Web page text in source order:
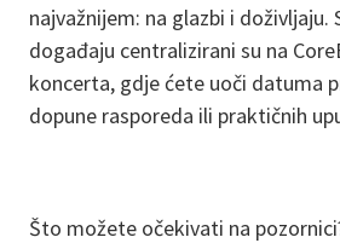
najvažnijem: na glazbi i doživljaju.
događaju centralizirani su na
koncerta, gdje ćete uoči datuma
dopune rasporeda ili praktičnih
Što možete očekivati na